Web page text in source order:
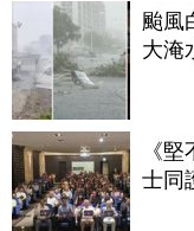
颱風
大淹
《
士同